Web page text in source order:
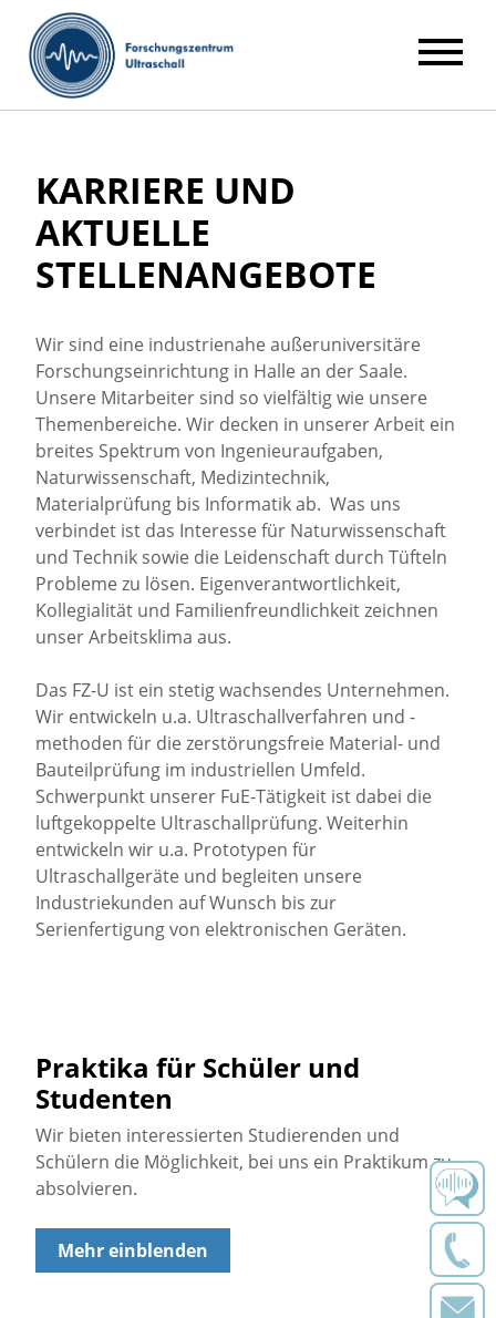
KARRIERE UND
AKTUELLE
STELLENANGEBOTE
Wir sind eine industrienahe außeruniversitäre
Forschungseinrichtung in Halle an der Saale.
Unsere Mitarbeiter sind so vielfältig wie unsere
Themenbereiche. Wir decken in unserer Arbeit ein
breites Spektrum von Ingenieuraufgaben,
Naturwissenschaft, Medizintechnik,
Materialprüfung bis Informatik ab. Was uns
verbindet ist das Interesse für Naturwissenschaft
und Technik sowie die Leidenschaft durch Tüfteln
Probleme zu lösen. Eigenverantwortlichkeit,
Kollegialität und Familienfreundlichkeit zeichnen
unser Arbeitsklima aus.
Das FZ-U ist ein stetig wachsendes Unternehmen.
Wir entwickeln u.a. Ultraschallverfahren und -
methoden für die zerstörungsfreie Material- und
Bauteilprüfung im industriellen Umfeld.
Schwerpunkt unserer FuE-Tätigkeit ist dabei die
luftgekoppelte Ultraschallprüfung. Weiterhin
entwickeln wir u.a. Prototypen für
Ultraschallgeräte und begleiten unsere
Industriekunden auf Wunsch bis zur
Serienfertigung von elektronischen Geräten.
Praktika für Schüler und
Studenten
Wir bieten interessierten Studierenden und
Schülern die Möglichkeit, bei uns ein Praktikum zu
absolvieren.
Mehr einblenden